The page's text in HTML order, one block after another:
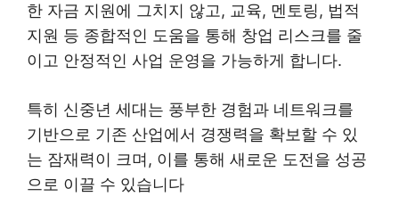
한 자금 지원에 그치지 않고, 교육, 멘토링, 법적
지원 등 종합적인 도움을 통해 창업 리스크를 줄
이고 안정적인 사업 운영을 가능하게 합니다.
특히 신중년 세대는 풍부한 경험과 네트워크를
기반으로 기존 산업에서 경쟁력을 확보할 수 있
는 잠재력이 크며, 이를 통해 새로운 도전을 성공
으로 이끌 수 있습니다